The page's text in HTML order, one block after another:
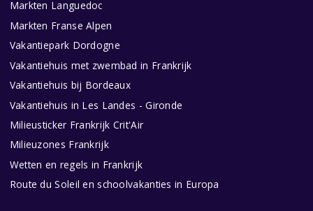
Markten Languedoc
Markten Franse Alpen
Vakantiepark Dordogne
Vakantiehuis met zwembad in Frankrijk
Vakantiehuis bij Bordeaux
Vakantiehuis in Les Landes - Gironde
Milieusticker Frankrijk Crit'Air
Milieuzones Frankrijk
Wetten en regels in Frankrijk
Route du Soleil en schoolvakanties in Europa